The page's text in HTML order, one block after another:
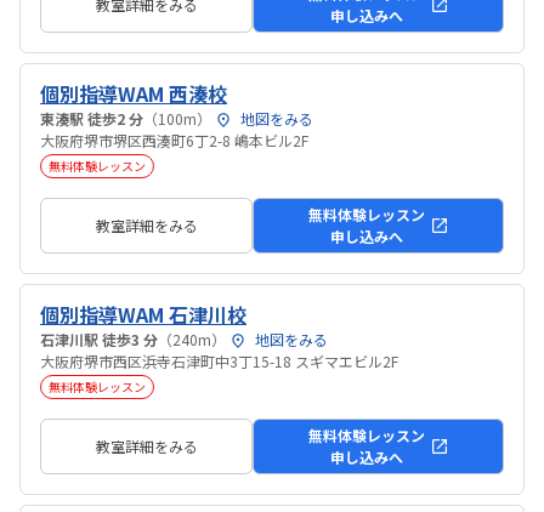
教室詳細をみる
申し込みへ
個別指導WAM 西湊校
東湊駅 徒歩2 分 （100m）
地図をみる
大阪府堺市堺区西湊町6丁2-8 嶋本ビル2F
無料体験レッスン
教室詳細をみる
無料体験レッスン
申し込みへ
個別指導WAM 石津川校
石津川駅 徒歩3 分 （240m）
地図をみる
大阪府堺市西区浜寺石津町中3丁15-18 スギマエビル2F
無料体験レッスン
教室詳細をみる
無料体験レッスン
申し込みへ